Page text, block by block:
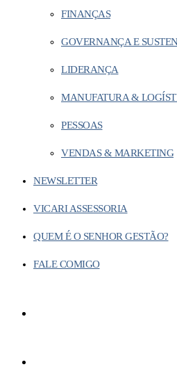
FINANÇAS
GOVERNANÇA E
LIDERANÇA
MANUFATURA &
PESSOAS
VENDAS & MARKETING
NEWSLETTER
VICARI ASSESSORIA
QUEM É O SENHOR GESTÃO?
FALE COMIGO